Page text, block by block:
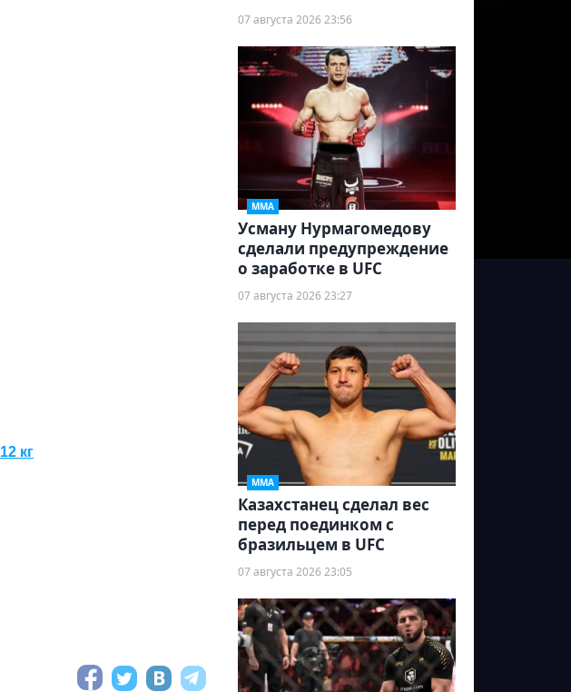
кг
07 августа 2026 23:56
ММА
Усману Нурмагомедову
сделали предупреждение
о заработке в UFC
07 августа 2026 23:27
ММА
Казахстанец сделал вес
перед поединком с
бразильцем в UFC
07 августа 2026 23:05